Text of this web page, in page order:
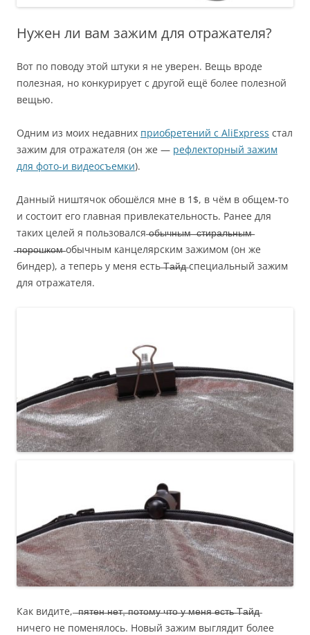
Нужен ли вам зажим для отражателя?
Вот по поводу этой штуки я не уверен. Вещь вроде
полезная, но конкурирует с другой ещё более полезной
вещью.
Одним из моих недавних приобретений с AliExpress стал
зажим для отражателя (он же — рефлекторный зажим
для фото-и видеосъемки).
Данный ништячок обошёлся мне в 1$, в чём в общем-то
и состоит его главная привлекательность. Ранее для
таких целей я пользовался ̶о̶б̶ы̶ч̶н̶ы̶м̶ ̶ ̶̶̶с̶̶̶т̶̶̶и̶̶̶р̶̶̶а̶̶̶л̶̶̶ь̶̶̶н̶̶̶ы̶̶̶м̶̶̶
̶̶̶п̶̶̶о̶̶̶р̶̶̶о̶̶̶ш̶̶̶к̶̶̶о̶̶̶м̶̶̶ обычным канцелярским зажимом (он же
биндер), а теперь у меня есть ̶Т̶а̶й̶д̶ специальный зажим
для отражателя.
Как видите, ̶ ̶п̶я̶т̶е̶н̶ ̶н̶е̶т̶,̶ ̶п̶о̶т̶о̶м̶у̶ ̶ч̶т̶о̶ ̶у̶ ̶м̶е̶н̶я̶ ̶е̶с̶т̶ь̶ ̶Т̶а̶й̶д̶
ничего не поменялось. Новый зажим выглядит более